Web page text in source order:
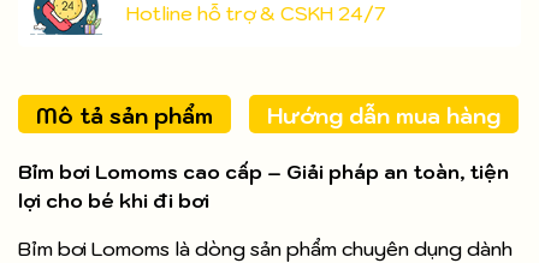
Hotline hỗ trợ & CSKH 24/7
Mô tả sản phẩm Hướng dẫn mua hàng
Bỉm bơi Lomoms cao cấp – Giải pháp an toàn, tiện
lợi cho bé khi đi bơi
Bỉm bơi Lomoms là dòng sản phẩm chuyên dụng dành